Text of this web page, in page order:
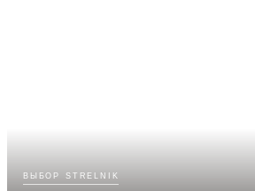
выбор strelnik